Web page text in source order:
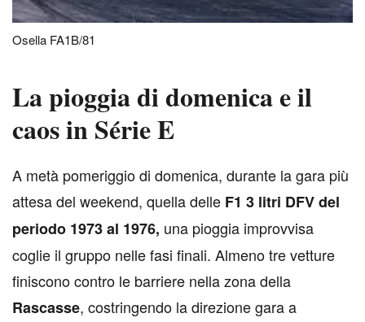
Osella FA1B/81
La pioggia di domenica e il
caos in Série E
A metà pomeriggio di domenica, durante la gara più
attesa del weekend, quella delle F1 3 litri DFV del
periodo 1973 al 1976, una pioggia improvvisa
coglie il gruppo nelle fasi finali. Almeno tre vetture
finiscono contro le barriere nella zona della
Rascasse, costringendo la direzione gara a